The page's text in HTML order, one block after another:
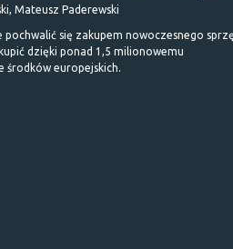
Mateusz Paderewski
pochwalić się zakupem nowoczesnego
dzięki ponad 1,5 milionowemu
środków europejskich.